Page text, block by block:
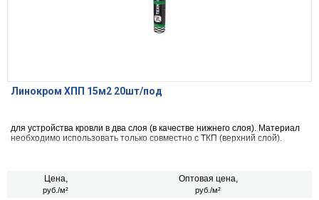
Линокром ХПП 15м2 20шт/под
для устройства кровли в два слоя (в качестве нижнего слоя). Материал
необходимо использовать только совместно с ТКП (верхний слой).
Цена,
руб./м²
Оптовая цена,
руб./м²